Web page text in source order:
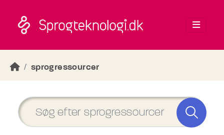
sprogressourcer